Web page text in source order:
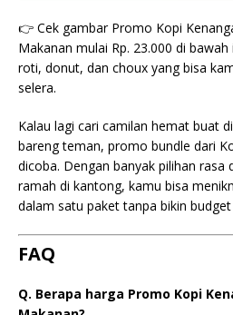
👉 Cek gambar Promo Kopi
Makanan mulai Rp. 23.000 di
roti, donut, dan choux yang bisa
selera.
Kalau lagi cari camilan hemat buat
bareng teman, promo bundle dari
dicoba. Dengan banyak pilihan rasa
ramah di kantong, kamu bisa
dalam satu paket tanpa bikin
FAQ
Q. Berapa harga Promo Kopi